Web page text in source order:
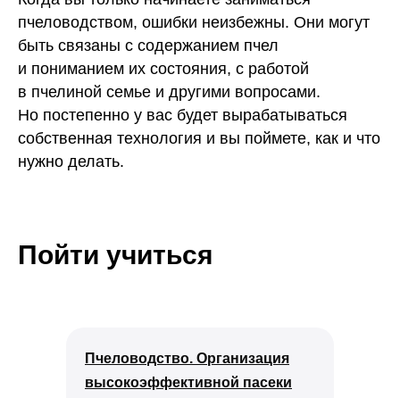
пчеловодством, ошибки неизбежны. Они могут
быть связаны с содержанием пчел
и пониманием их состояния, с работой
в пчелиной семье и другими вопросами.
Но постепенно у вас будет вырабатываться
собственная технология и вы поймете, как и что
нужно делать.
Пойти учиться
Пчеловодство. Организация
высокоэффективной пасеки